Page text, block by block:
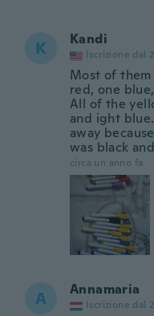
K Kandi
Iscrizione dal
Most of
red, one
All of the
and ight
away
was black
circa un anno fa
A Annamaria
Iscrizione dal